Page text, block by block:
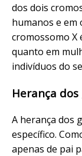
dos dois
humanos e
cromossomo X
quanto em
indivíduos do
Herança dos
A herança dos
específico.
apenas de pai